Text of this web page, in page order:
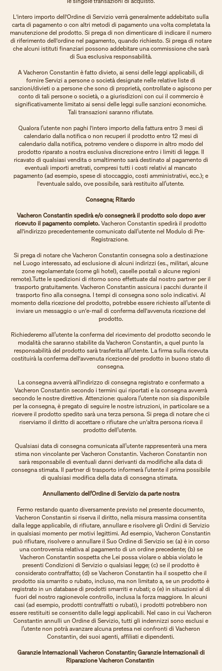
L'intero importo dell'Ordine di Servizio verrà generalmente addebitato sulla
carta di pagamento o con altri metodi di pagamento una volta completata la
manutenzione del prodotto. Si prega di non dimenticare di indicare il numero
di riferimento dell'ordine nel pagamento, quando richiesto. Si prega di notare
che alcuni istituti finanziari possono addebitare una commissione che sarà
di Sua esclusiva responsabilità.
A Vacheron Constantin è fatto divieto, ai sensi delle leggi applicabili, di
fornire Servizi a persone o società designate nelle relative liste di
sanzioni/divieti o a persone che sono di proprietà, controllate o agiscono per
conto di tali persone o società, o a giurisdizioni con cui il commercio è
significativamente limitato ai sensi delle leggi sulle sanzioni economiche.
Tali transazioni saranno rifiutate.
Qualora l’utente non paghi l'intero importo della fattura entro 3 mesi di
calendario dalla notifica o non recuperi il prodotto entro 12 mesi di
calendario dalla notifica, potremo vendere o disporre in altro modo del
prodotto riparato a nostra esclusiva discrezione entro i limiti di legge. Il
ricavato di qualsiasi vendita o smaltimento sarà destinato al pagamento di
eventuali importi arretrati, compresi tutti i costi relativi al mancato
pagamento (ad esempio, spese di stoccaggio, costi amministrativi, ecc.); e
l'eventuale saldo, ove possibile, sarà restituito all’utente.
Consegna; Ritardo
Vacheron Constantin spedirà e/o consegnerà il prodotto solo dopo aver
ricevuto il pagamento completo.Vacheron Constantin spedirà il prodotto
all'indirizzo precedentemente comunicato dall’utente nel Modulo di Pre-
Registrazione.
Si prega di notare che Vacheron Constantin consegna solo a destinazione
nel Luogo interessato, ad esclusione di alcuni indirizzi (es., militari, alcune
zone regolamentate (come gli hotel), caselle postali o alcune regioni
remote).Tutte le spedizioni di ritorno sono effettuate dal nostro partner per il
trasporto gratuitamente. Vacheron Constantin assicura i pacchi durante il
trasporto fino alla consegna. I tempi di consegna sono solo indicativi. Al
momento della ricezione del prodotto, potrebbe essere richiesto all’utente di
inviare un messaggio o un'e-mail di conferma dell'avvenuta ricezione del
prodotto.
Richiederemo all’utente la conferma del ricevimento del prodotto secondo le
modalità che saranno stabilite da Vacheron Constantin, a quel punto la
responsabilità del prodotto sarà trasferita all’utente. La firma sulla ricevuta
costituirà la conferma dell'avvenuta ricezione del prodotto in buono stato di
consegna.
La consegna avverrà all'indirizzo di consegna registrato e confermato a
Vacheron Constantin secondo i termini qui riportati e la consegna avverrà
secondo le nostre direttive. Attenzione: qualora l’utente non sia disponibile
per la consegna, è pregato di seguire le nostre istruzioni, in particolare se a
ricevere il prodotto spedito sarà una terza persona. Si prega di notare che ci
riserviamo il diritto di accettare o rifiutare che un'altra persona riceva il
prodotto dell’utente.
Qualsiasi data di consegna comunicata all’utente rappresenterà una mera
stima non vincolante per Vacheron Constantin. Vacheron Constantin non
sarà responsabile di eventuali danni derivanti da modifiche alla data di
consegna stimata. Il partner di trasporto informerà l’utente il prima possibile
di qualsiasi modifica della data di consegna stimata.
Annullamento dell’Ordine di Servizio da parte nostra
Fermo restando quanto diversamente previsto nel presente documento,
Vacheron Constantin si riserva il diritto, nella misura massima consentita
dalla legge applicabile, di rifiutare, annullare e risolvere gli Ordini di Servizio
in qualsiasi momento per motivi legittimi. Ad esempio, Vacheron Constantin
può rifiutare, risolvere o annullare il Suo Ordine di Servizio se: (a) è in corso
una controversia relativa al pagamento di un ordine precedente; (b) se
Vacheron Constantin sospetta che Lei possa violare o abbia violato le
presenti Condizioni di Servizio o qualsiasi legge; (c) se il prodotto è
considerato contraffatto; (d) se Vacheron Constantin ha il sospetto che il
prodotto sia smarrito o rubato, incluso, ma non limitato a, se un prodotto è
registrato in un database di prodotti smarriti e rubati; o (e) in situazioni al di
fuori del nostro ragionevole controllo, inclusa la forza maggiore. In alcuni
casi (ad esempio, prodotti contraffatti o rubati), i prodotti potrebbero non
essere restituiti se consentito dalle leggi applicabili. Nel caso in cui Vacheron
Constantin annulli un Ordine di Servizio, tutti gli indennizzi sono esclusi e
l’utente non potrà avanzare alcuna pretesa nei confronti di Vacheron
Constantin, dei suoi agenti, affiliati e dipendenti.
Garanzie Internazionali Vacheron Constantin; Garanzie Internazionali di
Riparazione Vacheron Constantin